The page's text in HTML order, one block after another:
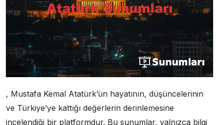
, Mustafa Kemal Atatürk’ün hayatının, düşüncelerinin
ve Türkiye’ye kattığı değerlerin derinlemesine
incelendiği bir platformdur. Bu sunumlar, yalnızca bilgi